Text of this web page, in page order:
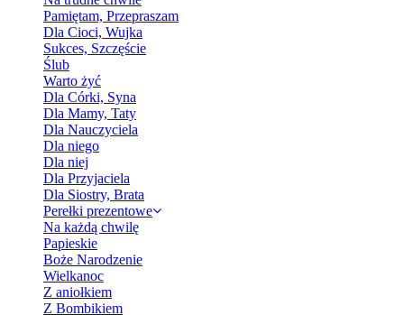
Pamiętam, Przepraszam
Dla Cioci, Wujka
Sukces, Szczęście
Ślub
Warto żyć
Dla Córki, Syna
Dla Mamy, Taty
Dla Nauczyciela
Dla niego
Dla niej
Dla Przyjaciela
Dla Siostry, Brata
Perełki prezentowe
Na każdą chwilę
Papieskie
Boże Narodzenie
Wielkanoc
Z aniołkiem
Z Bombikiem